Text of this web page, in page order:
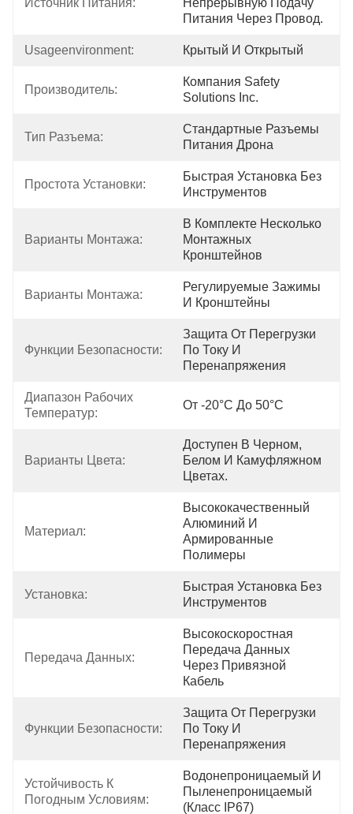
Источник Питания:
Непрерывную Подачу
Питания Через Провод.
Usageenvironment: Крытый И Открытый
Производитель:
Компания Safety
Solutions Inc.
Тип Разъема:
Стандартные Разъемы
Питания Дрона
Простота Установки:
Быстрая Установка Без
Инструментов
Варианты Монтажа:
В Комплекте Несколько
Монтажных
Кронштейнов
Варианты Монтажа:
Регулируемые Зажимы
И Кронштейны
Функции Безопасности:
Защита От Перегрузки
По Току И
Перенапряжения
Диапазон Рабочих
Температур:
От -20°С До 50°С
Варианты Цвета:
Доступен В Черном,
Белом И Камуфляжном
Цветах.
Материал:
Высококачественный
Алюминий И
Армированные
Полимеры
Установка:
Быстрая Установка Без
Инструментов
Передача Данных:
Высокоскоростная
Передача Данных
Через Привязной
Кабель
Функции Безопасности:
Защита От Перегрузки
По Току И
Перенапряжения
Устойчивость К
Погодным Условиям:
Водонепроницаемый И
Пыленепроницаемый
(класс IP67)